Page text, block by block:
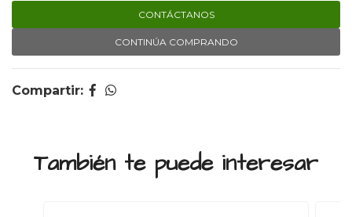
CONTÁCTANOS
CONTINÚA COMPRANDO
Compartir:
También te puede interesar